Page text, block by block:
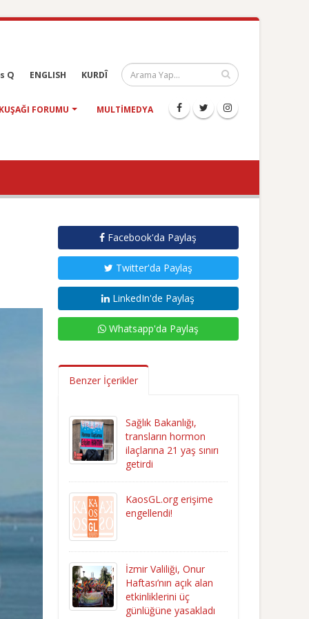
Q ENGLISH KURDÎ
FORUMU MULTIMEDYA
Facebook'da Paylaş
Twitter'da Paylaş
LinkedIn'de Paylaş
Whatsapp'da Paylaş
Benzer İçerikler
Sağlık Bakanlığı,
transların hormon
ilaçlarına 21 yaş sınırı
getirdi
KaosGL.org erişime
engellendi!
İzmir Valiliği, Onur
Haftası’nın açık alan
etkinliklerini üç
günlüğüne yasakladı